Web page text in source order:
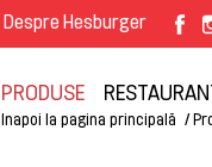
Despre Hesburger
PRODUSE
Inapoi la pagina principală